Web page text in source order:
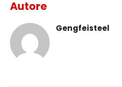
Autore
Gengfeisteel